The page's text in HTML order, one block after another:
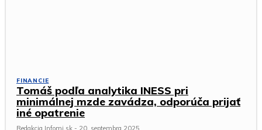
FINANCIE
Tomáš podľa analytika INESS pri
minimálnej mzde zavádza, odporúča prijať
iné opatrenie
Redakcia Infomi.sk - 20. septembra 2025